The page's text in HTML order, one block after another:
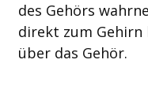
des Gehörs
direkt zum Gehirn
über das Gehör.